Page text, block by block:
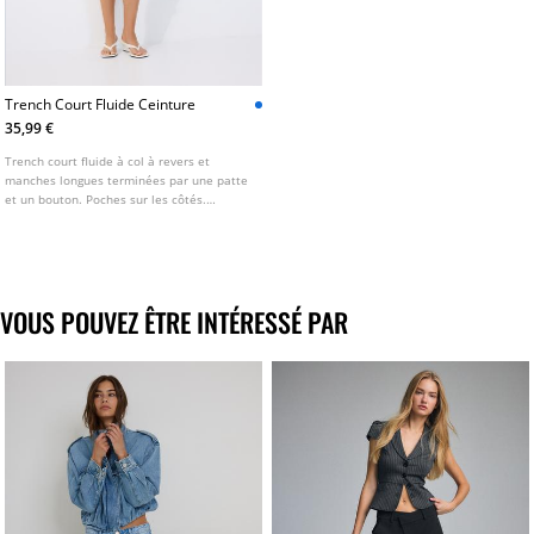
Trench Court Fluide Ceinture
35,99 €
Trench court fluide à col à revers et
manches longues terminées par une patte
et un bouton. Poches sur les côtés.
VOUS POUVEZ ÊTRE INTÉRESSÉ PAR